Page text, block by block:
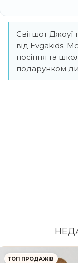
Світшот Джоуї
від Evgakids.
носіння та
подарунком
ТОП ПРОДАЖІВ